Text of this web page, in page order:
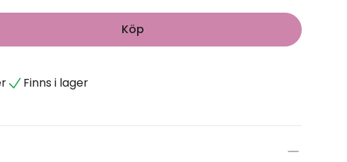
Köp
Finns i lager